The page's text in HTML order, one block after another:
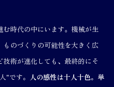
時代の中にいます。機械が生
のづくりの可能性を大きく広
術が進化しても、最終的にそ
"です。 人の感性は十人十色。単